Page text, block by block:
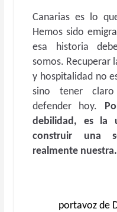
Canarias es lo
Hemos sido
esa historia
somos. Recuperar
y hospitalidad no
sino tener claro
defender hoy.
debilidad, es la
construir una
realmente nuestra.
portavoz de